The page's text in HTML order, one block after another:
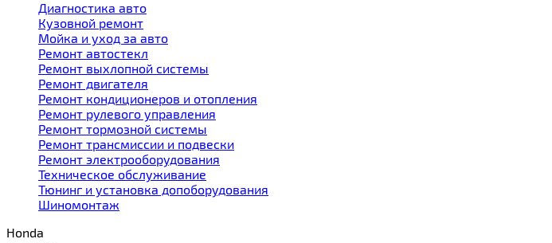
Диагностика авто
Кузовной ремонт
Мойка и уход за авто
Ремонт автостекл
Ремонт выхлопной системы
Ремонт двигателя
Ремонт кондиционеров и отопления
Ремонт рулевого управления
Ремонт тормозной системы
Ремонт трансмиссии и подвески
Ремонт электрооборудования
Техническое обслуживание
Тюнинг и установка допоборудования
Шиномонтаж
Honda